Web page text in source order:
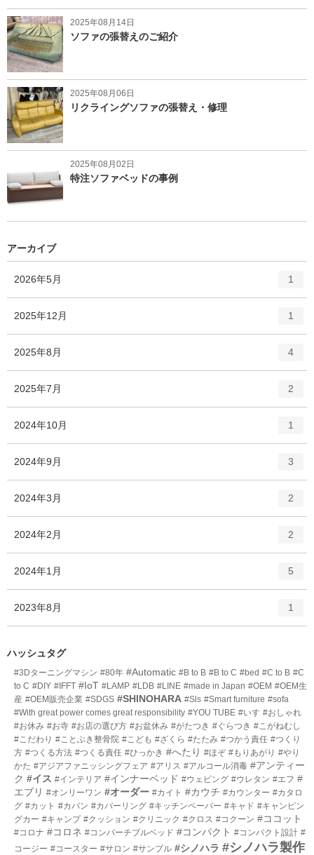
2025年08月14日
ソファの張替えのご紹介
2025年08月06日
リクライングソファの張替え・修理
2025年08月02日
特注ソファベッドの事例
アーカイブ
2026年5月
リ
ー
1
2025年12月
ー
1
2025年8月
ー
数
4
2025年7月
リ
ー
2
2024年10月
ー
1
2024年9月
ー
3
2024年3月
ー
2
2024年2月
ー
2
2024年1月
ー
5
2023年8月
リ
数
1
ハッシュタグ
#3Dターニングマシン #80年 #Automatic #B to B #B to C #bed #C to B #C
to C #DIY #IFFT #IoT #LAMP #LDB #LINE #made in Japan #OEM #OEM生
産 #OEM販売企業 #SDGS #SHINOHARA #Sls #Smart furniture #sofa
#With great power comes great responsibility #YOU TUBE #いす #おしゃれ
#お休み #お寺 #お店の選び方 #お盆休み #がたつき #ぐらつき #こがねむし
#こだわり #ことぶき整骨院 #こども #ざくら #たたみ #つかう責任 #つくり
方 #つくる方法 #つくる責任 #ひっかき #へたり #ほぞ #もりあがり #やり
かた #アジアファニッシングフェア #アリス #アルコール消毒 #アンティー
ク #イス #インテリア #インナーベッド #ウェピング #ウレタン #エフ #
エブリ #オンリーワン #オーダー #カイト #カウチ #カウンター #カタロ
グ #カット #カバン #カバーリング #キッチンペーパー #キャド #キャンピン
グカー #キャンプ #クッション #クリニック #クロス #コクーン #ココット
#コロナ #コロネ #コンバーチブルベッド #コンパクト #コンパクト設計 #
コージー #コースター #サロン #サンプル #シノハラ #シノハラ製作